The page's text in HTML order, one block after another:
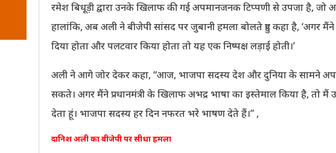
रमेश बिधूड़ी द्वारा उनके खिलाफ की गई अपमानजनक टिप्पणी से उपजा है,
हालांकि, अब अली ने बीजेपी सांसद पर जुबानी हमला बोलते हुए कहा है, ‘अगर
दिया होता और पलटवार किया होता तो यह एक निष्पक्ष लड़ाई होती।’
अली ने आगे जोर देकर कहा, “आज, भाजपा सदस्य देश और दुनिया के सामने
सकते। अगर मैंने प्रधानमंत्री के खिलाफ अभद्र भाषा का इस्तेमाल किया है, तो मैं
देता हूं। भाजपा सदस्य हर दिन नफरत भरे भाषण देते हैं।” ,
दानिश अली का बीजेपी पर सीधा हमला